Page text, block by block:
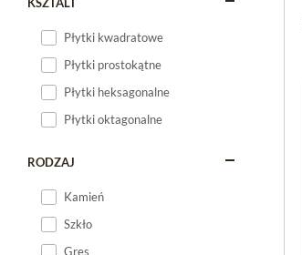
Płytki kwadratowe
Płytki prostokątne
Płytki heksagonalne
Płytki oktagonalne
RODZAJ
Kamień
Szkło
Gres